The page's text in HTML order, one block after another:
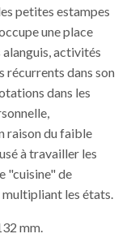
petites estampes
une place
alanguis, activités
récurrents dans son
dans les
raison du faible
à travailler les
"cuisine" de
les états.
mm.